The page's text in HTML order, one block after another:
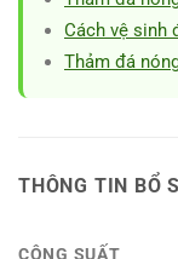
Cách vệ sinh
Thảm đá
THÔNG TIN BỔ
CÔNG SUẤT